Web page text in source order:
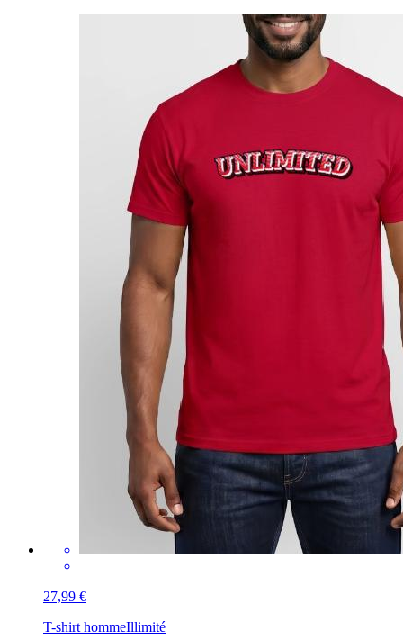
27,99 €
T-shirt hommeIllimité